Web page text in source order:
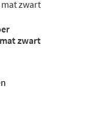
zwart